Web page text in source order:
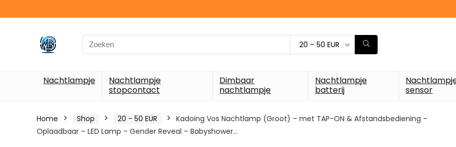
Search
for:
20 – 50 EUR
Nachtlampje
Nachtlampje
stopcontact
Dimbaar
nachtlampje
Nachtlampje
batterij
sensor
Home Shop 20 - 50 EUR
Kadoing Vos Nachtlamp (Groot) – met TAP-ON & Afstandsbediening –
Oplaadbaar – LED Lamp – Gender Reveal – Babyshower…